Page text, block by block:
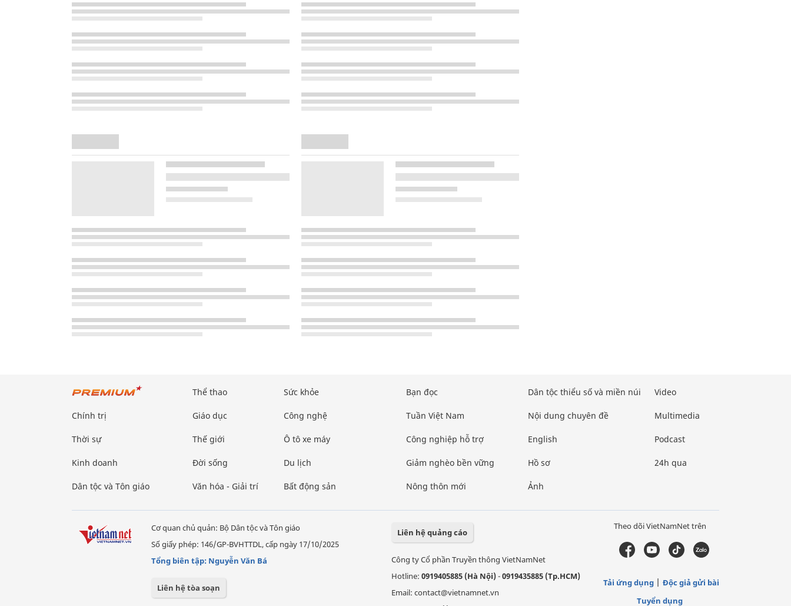
Chính trị
Thời sự
Kinh doanh
Dân tộc và Tôn giáo
Thể thao
Giáo dục
Thế giới
Đời sống
Văn hóa - Giải trí
Sức khỏe
Công nghệ
Ô tô xe máy
Du lịch
Bất động sản
Bạn đọc
Tuần Việt Nam
Công nghiệp hỗ trợ
Giảm nghèo bền vững
Nông thôn mới
Dân tộc thiểu số và miền núi
Nội dung chuyên đề
English
Hồ sơ
Ảnh
Video
Multimedia
Podcast
24h qua
Cơ quan chủ quản: Bộ Dân tộc và Tôn giáo
Số giấy phép: 146/GP-BVHTTDL, cấp ngày 17/10/2025
Tổng biên tập: Nguyễn Văn Bá
Liên hệ tòa soạn
Liên hệ quảng cáo
Công ty Cổ phần Truyền thông VietNamNet
Hotline: 0919405885 (Hà Nội)-0919435885 (Tp.HCM)
Email: contact@vietnamnet.vn
Theo dõi VietNamNet trên
Tải ứng dụng
Độc giả gửi bài
Tuyển dụng